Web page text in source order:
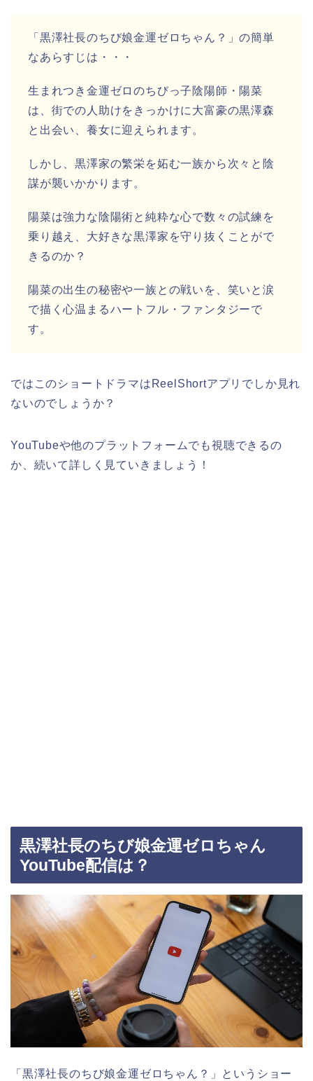
「黒澤社長のちび娘金運ゼロちゃん？」の簡単
なあらすじ は・・・
生まれつき金運ゼロのちびっ子陰陽師・陽菜
は、街での人助けをきっかけに大富豪の黒澤森
と出会い、養女に迎えられます。
しかし、黒澤家の繁栄を妬む一族から次々と陰
謀が襲いかかります。
陽菜は強力な陰陽術と純粋な心で数々の試練を
乗り越え、大好きな黒澤家を守り抜くことがで
きるのか？
陽菜の出生の秘密や一族との戦いを、笑いと涙
で描く心温まるハートフル・ファンタジーで
す。
ではこのショートドラマはReelShortアプリでしか見れ
ないのでしょうか？
YouTubeや他のプラットフォームでも視聴できるの
か、続いて詳しく見ていきましょう！
黒澤社長のちび娘金運ゼロちゃん
YouTube配信は？
「黒澤社長のちび娘金運ゼロちゃん？ 」 というショー